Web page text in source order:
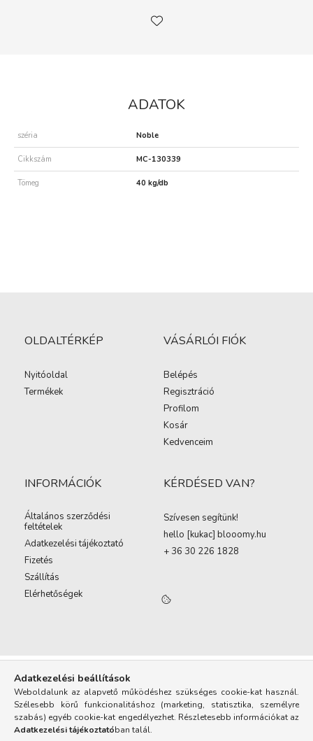
ADATOK
széria Noble
Cikkszám MC-130339
Tömeg 40 kg/db
OLDALTÉRKÉP
Nyitóoldal
Termékek
VÁSÁRLÓI FIÓK
Belépés
Regisztráció
Profilom
Kosár
Kedvenceim
INFORMÁCIÓK
Általános szerződési
feltételek
Adatkezelési tájékoztató
Fizetés
Szállítás
Elérhetőségek
KÉRDÉSED VAN?
Szívesen segítünk!
hello [kukac] blooomy.hu
+ 36 30 226 1828
Adatkezelési beállítások
Weboldalunk az alapvető működéshez szükséges cookie-kat használ.
Szélesebb körű funkcionalitáshoz (marketing, statisztika, személyre
szabás) egyéb cookie-kat engedélyezhet. Részletesebb információkat az
Adatkezelési tájékoztatóban talál.